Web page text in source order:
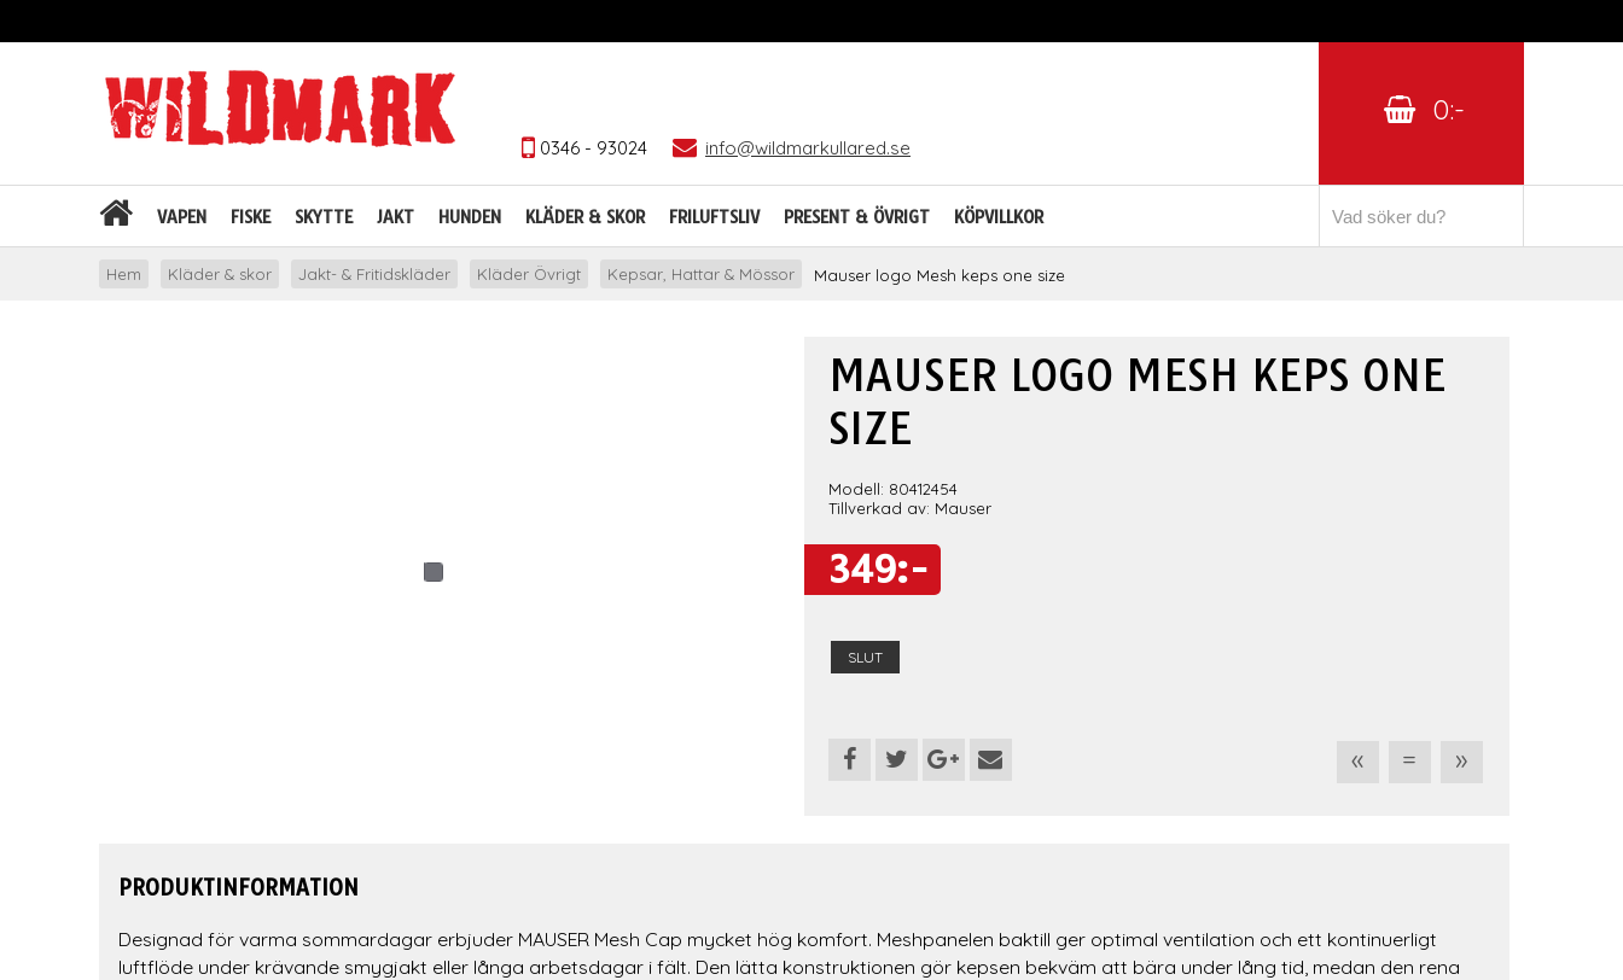
0346 - 93024 info@wildmarkullared.se
0:-
VAPEN FISKE SKYTTE JAKT HUNDEN KLÄDER & SKOR FRILUFTSLIV PRESENT & ÖVRIGT KÖPVILLKOR
Hem Kläder & skor Jakt- & Fritidskläder Kläder Övrigt Kepsar, Hattar & Mössor Mauser logo Mesh keps one size
MAUSER LOGO MESH KEPS ONE
SIZE
Modell: 80412454
Tillverkad av: Mauser
349:-
SLUT
« = »
PRODUKTINFORMATION
Designad för varma sommardagar erbjuder MAUSER Mesh Cap mycket hög komfort. Meshpanelen baktill ger optimal ventilation och ett kontinuerligt
luftflöde under krävande smygjakt eller långa arbetsdagar i fält. Den lätta konstruktionen gör kepsen bekväm att bära under lång tid, medan den rena